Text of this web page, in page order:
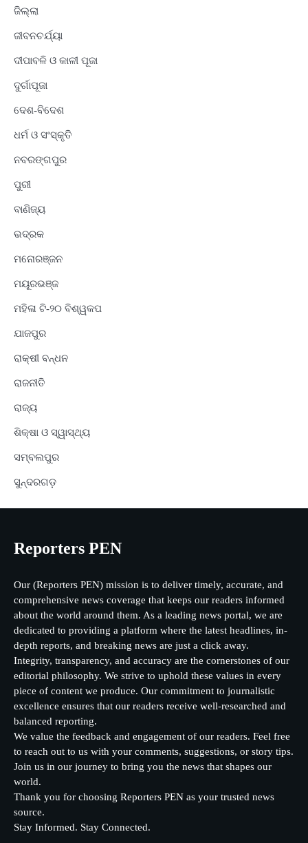
ଜିଲ୍ଲା
ଜୀବନଚର୍ଯ୍ୟା
ଦୀପାବଳି ଓ କାଳୀ ପୂଜା
ଦୁର୍ଗାପୂଜା
ଦେଶ-ବିଦେଶ
ଧର୍ମ ଓ ସଂସ୍କୃତି
ନବରଙ୍ଗପୁର
ପୁରୀ
ବାଣିଜ୍ୟ
ଭଦ୍ରକ
ମନୋରଞ୍ଜନ
ମୟୂରଭଞ୍ଜ
ମହିଳା ଟି-୨୦ ବିଶ୍ୱକପ
ଯାଜପୁର
ରାକ୍ଷୀ ବନ୍ଧନ
ରାଜନୀତି
ରାଜ୍ୟ
ଶିକ୍ଷା ଓ ସ୍ୱାସ୍ଥ୍ୟ
ସମ୍ବଲପୁର
ସୁନ୍ଦରଗଡ଼
Reporters PEN
Our (Reporters PEN) mission is to deliver timely, accurate, and
comprehensive news coverage that keeps our readers informed
about the world around them. As a leading news portal, we are
dedicated to providing a platform where the latest headlines, in-
depth reports, and breaking news are just a click away.
Integrity, transparency, and accuracy are the cornerstones of our
editorial philosophy. We strive to uphold these values in every
piece of content we produce. Our commitment to journalistic
excellence ensures that our readers receive well-researched and
balanced reporting.
We value the feedback and engagement of our readers. Feel free
to reach out to us with your comments, suggestions, or story tips.
Join us in our journey to bring you the news that shapes our
world.
Thank you for choosing Reporters PEN as your trusted news
source.
Stay Informed. Stay Connected.